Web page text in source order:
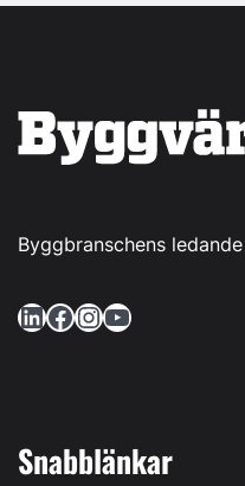
Byggbranschens
LinkedIn Facebook InstagramYouTube
Snabblänkar